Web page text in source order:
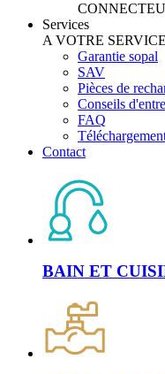
Services
A VOTRE SERVICE
Garantie sopal
SAV
Pièces de
Conseils
FAQ
Contact
BAIN ET